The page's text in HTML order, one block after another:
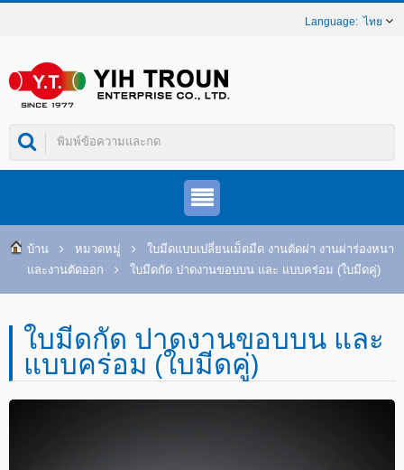
ไทย
บ้าน หมวดหมู่
ใบมีดแบบเปลี่ยนเม็ดมีด งานตัดผ่า งานผ่าร่องหนา
และงานตัดออก
ใบมีดกัด ปาดงานขอบบน และ แบบคร่อม (ใบมีดคู่)
ใบมีดกัด ปาดงานขอบบน และ
แบบคร่อม (ใบมีดคู่)